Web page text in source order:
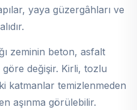
yaya güzergâhları ve
zeminin beton, asfalt
göre değişir. Kirli, tozlu
katmanlar temizlenmeden
aşınma görülebilir.